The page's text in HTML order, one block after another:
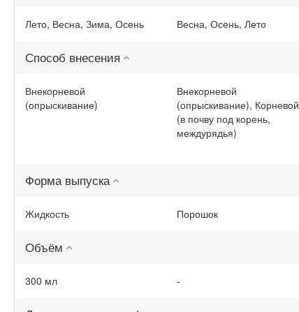
Лето, Весна, Зима, Осень Весна, Осень, Лето
Способ внесения
Внекорневой
(опрыскивание)
Внекорневой
(опрыскивание), Корневой
(в почву под корень,
междурядья)
Форма выпуска
Жидкость Порошок
Объём
300 мл -